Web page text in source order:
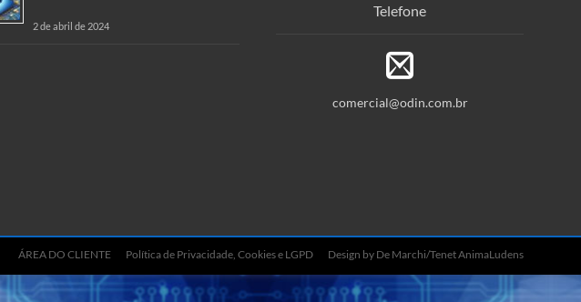
2 de abril de 2024
Telefone
comercial@odin.com.br
ÁREA DO CLIENTE Política de Privacidade, Cookies e LGPD Design by De Marchi/Tenet AnimaLudens